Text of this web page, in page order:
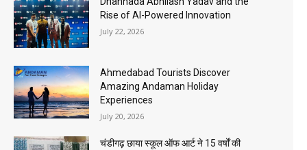
Rise of AI-Powered Innovation
July 22, 2026
Ahmedabad Tourists Discover
Amazing Andaman Holiday
Experiences
July 20, 2026
चंडीगढ़ छाया स्कूल ऑफ आर्ट ने 15 वर्षों की